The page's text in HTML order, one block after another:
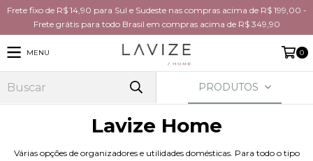
Frete fixo de R$ 14,90 para Sul e Sudeste nas compras acima de R$ 199,00 -
Frete grátis para todo Brasil em compras acima de R$ 349,90
MENU 0
PRODUTOS
Lavize Home
Várias opções de organizadores e utilidades domésticas. Para todo o tipo